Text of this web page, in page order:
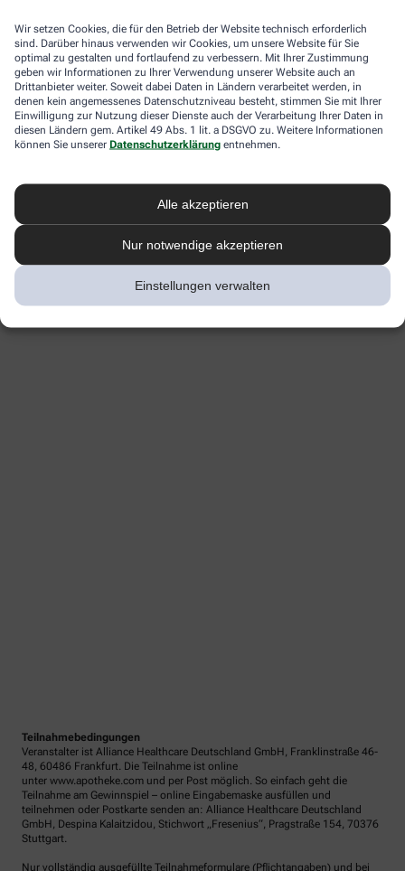
Wir setzen Cookies, die für den Betrieb der Website technisch erforderlich
sind. Darüber hinaus verwenden wir Cookies, um unsere Website für Sie
optimal zu gestalten und fortlaufend zu verbessern. Mit Ihrer Zustimmung
geben wir Informationen zu Ihrer Verwendung unserer Website auch an
Drittanbieter weiter. Soweit dabei Daten in Ländern verarbeitet werden, in
denen kein angemessenes Datenschutzniveau besteht, stimmen Sie mit Ihrer
Einwilligung zur Nutzung dieser Dienste auch der Verarbeitung Ihrer Daten in
diesen Ländern gem. Artikel 49 Abs. 1 lit. a DSGVO zu. Weitere Informationen
können Sie unserer Datenschutzerklärung entnehmen.
Alle akzeptieren
Nur notwendige akzeptieren
Einstellungen verwalten
Teilnahmebedingungen
Veranstalter ist Alliance Healthcare Deutschland GmbH, Franklinstraße 46-
48, 60486 Frankfurt. Die Teilnahme ist online
unter www.apotheke.com und per Post möglich. So einfach geht die
Teilnahme am Gewinnspiel – online Eingabemaske ausfüllen und
teilnehmen oder Postkarte senden an: Alliance Healthcare Deutschland
GmbH, Despina Kalaitzidou, Stichwort „Fresenius“, Pragstraße 154, 70376
Stuttgart.
Nur vollständig ausgefüllte Teilnahmeformulare (Pflichtangaben) und bei